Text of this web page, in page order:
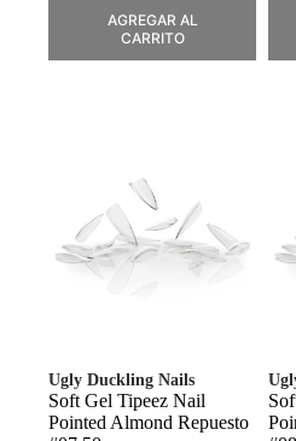
AGREGAR AL
CARRITO
Ugly Duckling Nails
Soft Gel Tipeez Nail
Pointed Almond Repuesto